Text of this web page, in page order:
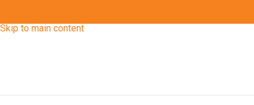
Skip to main content